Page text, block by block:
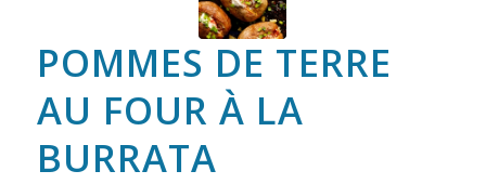
POMMES DE TERRE
AU FOUR À LA
BURRATA